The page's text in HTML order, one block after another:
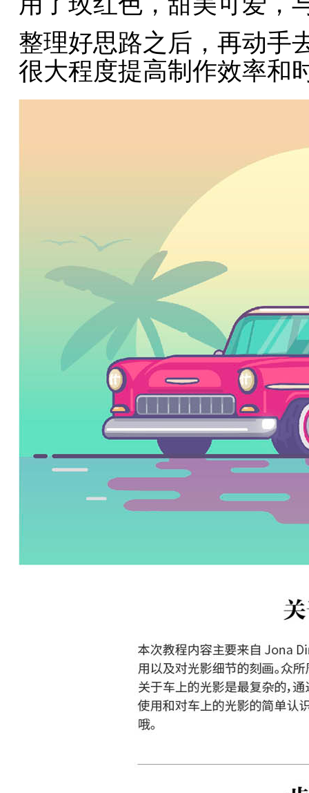
整理好思路之后，再动手
很大程度提高制作效率和